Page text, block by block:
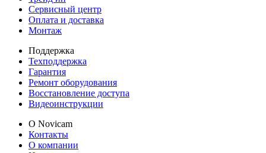
Сервисный центр
Оплата и доставка
Монтаж
Поддержка
Техподдержка
Гарантия
Ремонт оборудования
Восстановление доступа
Видеоинструкции
О Novicam
Контакты
О компании